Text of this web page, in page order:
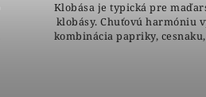
Klobása je typická pre
klobásy. Chuťovú harmóniu
kombinácia papriky,